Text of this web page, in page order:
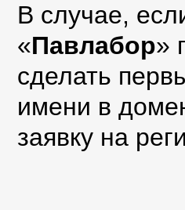
В случае,
«Павлабор»
сделать
имени в
заявку на